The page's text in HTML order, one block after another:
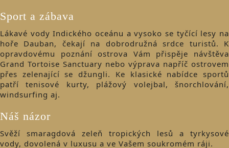
Sport a zábava
Lákavé vody Indického oceánu a vysoko se tyčící lesy na
hoře Dauban, čekají na dobrodružná srdce turistů. K
opravdovému poznání ostrova Vám přispěje návštěva
Grand Tortoise Sanctuary nebo výprava napříč ostrovem
přes zelenající se džungli. Ke klasické nabídce sportů
patří tenisové kurty, plážový volejbal, šnorchlování,
windsurfing aj.
Náš názor
Svěží smaragdová zeleň tropických lesů a tyrkysové
vody, dovolená v luxusu a ve Vašem soukromém ráji.